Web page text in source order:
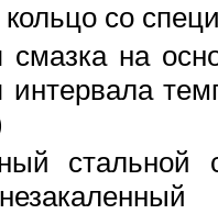
со
смазка на
стальной